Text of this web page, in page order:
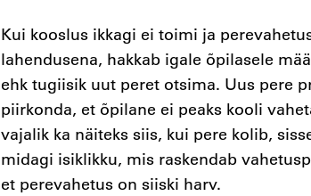
Kui kooslus ikkagi ei toimi ja
lahendusena, hakkab igale õpilasele
ehk tugiisik uut peret otsima. Uus pere
piirkonda, et õpilane ei peaks kooli
vajalik ka näiteks siis, kui pere kolib,
midagi isiklikku, mis raskendab
et perevahetus on siiski harv.